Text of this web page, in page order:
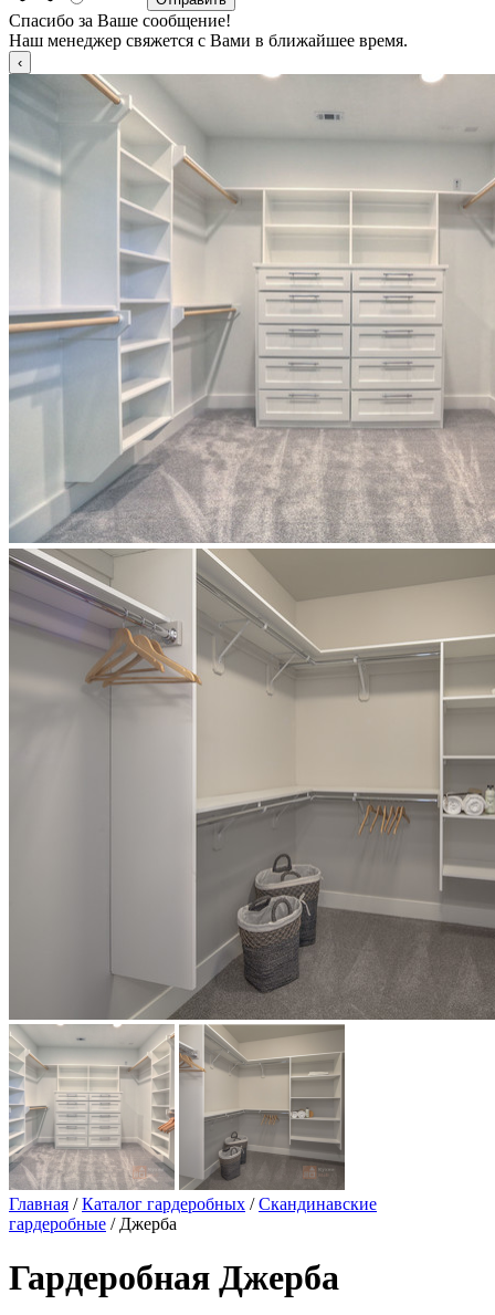
Спасибо за Ваше сообщение!
Наш менеджер свяжется с Вами в ближайшее время.
Главная /Каталог гардеробных /Скандинавские
гардеробные / Джерба
Гардеробная Джерба